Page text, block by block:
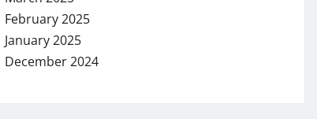
February 2025
January 2025
December 2024